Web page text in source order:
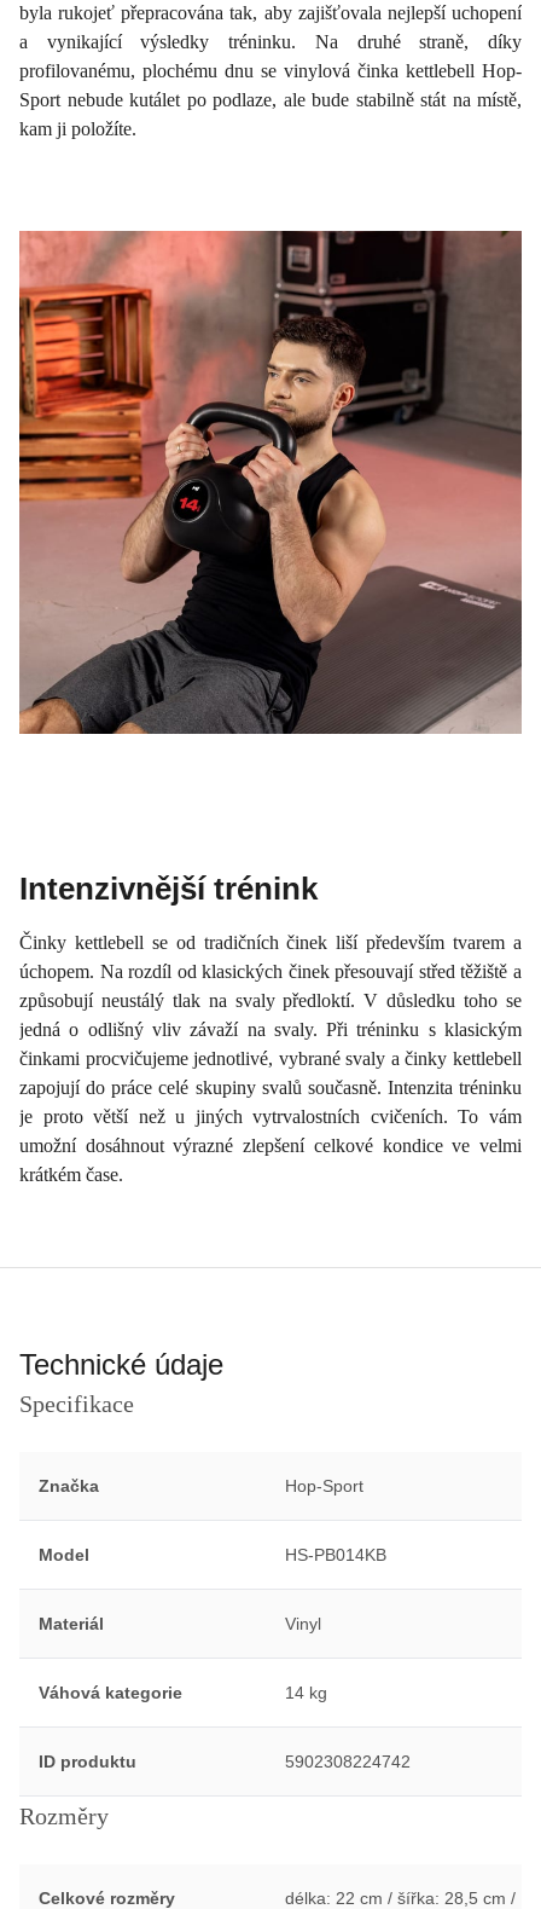
byla rukojeť přepracována tak, aby zajišťovala nejlepší uchopení
a vynikající výsledky tréninku. Na druhé straně, díky
profilovanému, plochému dnu se vinylová činka kettlebell Hop-
Sport nebude kutálet po podlaze, ale bude stabilně stát na místě,
kam ji položíte.
Intenzivnější trénink
Činky kettlebell se od tradičních činek liší především tvarem a
úchopem. Na rozdíl od klasických činek přesouvají střed těžiště a
způsobují neustálý tlak na svaly předloktí. V důsledku toho se
jedná o odlišný vliv závaží na svaly. Při tréninku s klasickým
činkami procvičujeme jednotlivé, vybrané svaly a činky kettlebell
zapojují do práce celé skupiny svalů současně. Intenzita tréninku
je proto větší než u jiných vytrvalostních cvičeních. To vám
umožní dosáhnout výrazné zlepšení celkové kondice ve velmi
krátkém čase.
Technické údaje
Specifikace
Značka Hop-Sport
Model HS-PB014KB
Materiál Vinyl
Váhová kategorie 14 kg
ID produktu 5902308224742
Rozměry
Celkové rozměry
délka: 22 cm / šířka: 28,5 cm /